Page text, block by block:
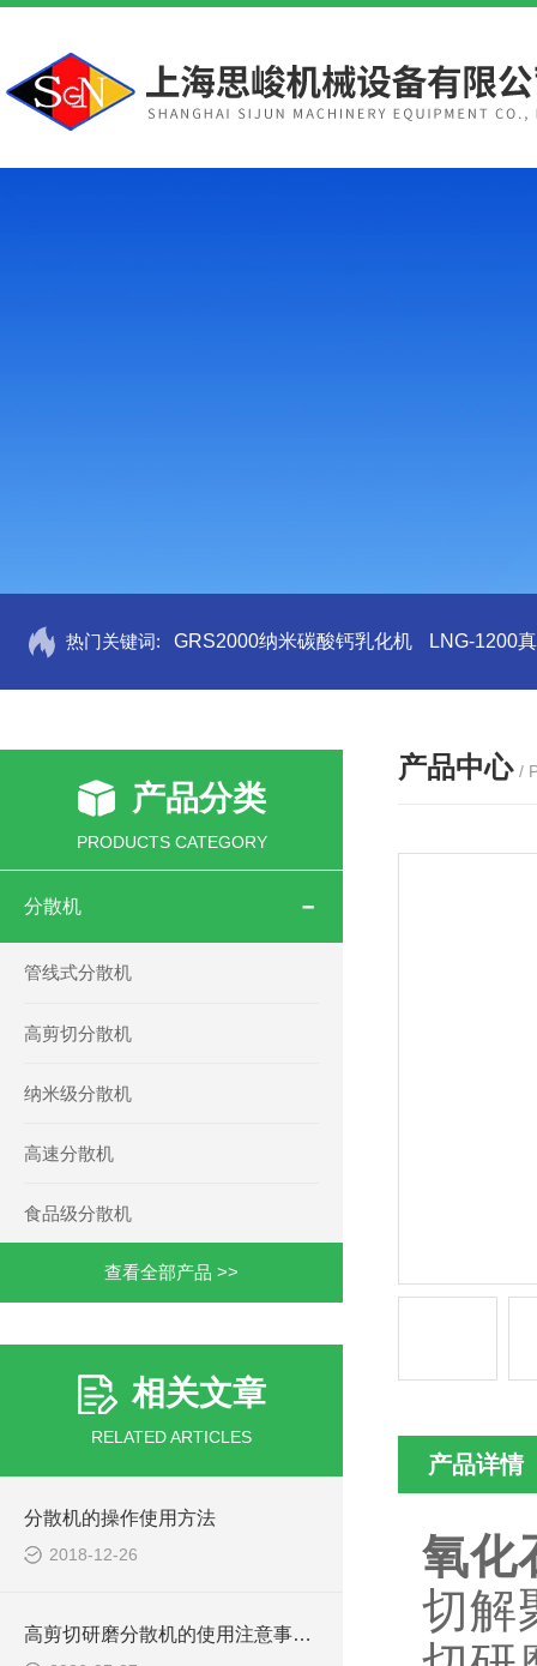
热门关键词: GRS2000纳米碳酸钙乳化机 LNG-1200
产品分类
PRODUCTS CATEGORY
分散机
管线式分散机
高剪切分散机
纳米级分散机
高速分散机
食品级分散机
查看全部产品 >>
相关文章
RELATED ARTICLES
分散机的操作使用方法
2018-12-26
高剪切研磨分散机的使用注意事项有哪些？
产品中心 /
产品详情
氧化
切解